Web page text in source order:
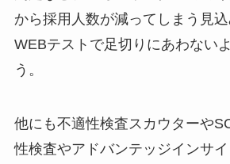
から採用人数が減ってしまう見込
WEBテストで足切りにあわない
う。
他にも不適性検査スカウターや
性検査やアドバンテッジインサ